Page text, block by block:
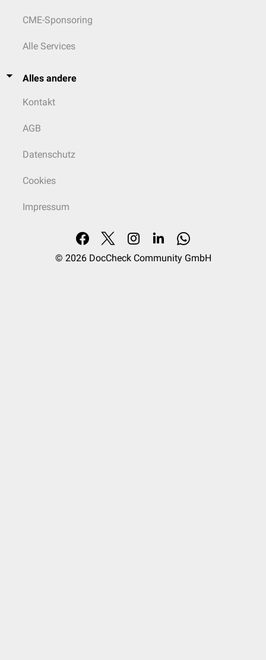
CME-Sponsoring
Alle Services
Alles andere
Kontakt
AGB
Datenschutz
Cookies
Impressum
© 2026 DocCheck Community GmbH